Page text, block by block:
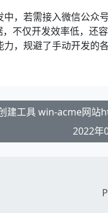
中，若需接入微信公众
，不仅开发效率低，还
力，规避了手动开发的
2022年